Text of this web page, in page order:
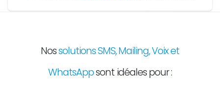
Nossolutions SMS, Mailing, Voix et
WhatsAppsont idéales pour :